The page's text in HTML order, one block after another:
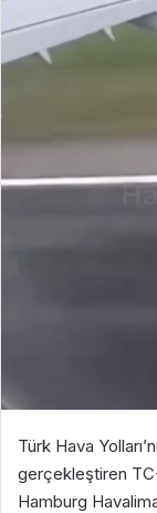
Türk Hava
gerçekleştiren
Hamburg